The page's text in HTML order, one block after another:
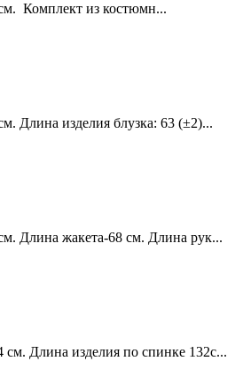
Комплект из костюмн...
Длина изделия блузка: 63 (±2)...
Длина жакета-68 см. Длина рук...
см. Длина изделия по спинке 132с...